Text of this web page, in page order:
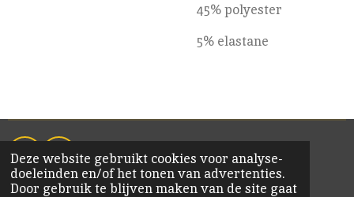
Deze website gebruikt cookies voor analyse-
doeleinden en/of het tonen van advertenties.
Door gebruik te blijven maken van de site gaat
45% polyester
5% elastane
F
a
c
I
n
s
© 2020 KiM Bornem